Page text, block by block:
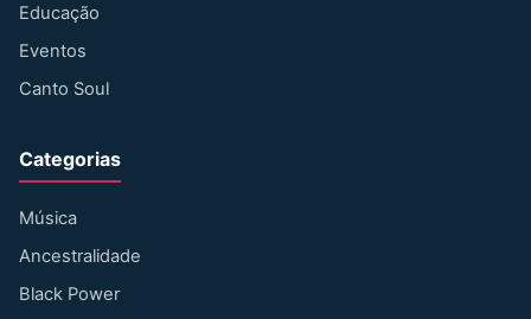
Educação
Eventos
Canto Soul
Categorias
Música
Ancestralidade
Black Power